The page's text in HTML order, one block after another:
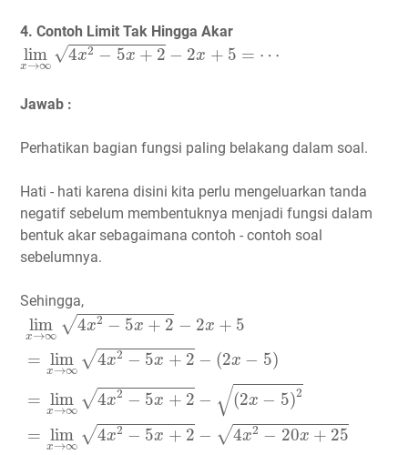
4. Contoh Limit Tak Hingga Akar
lim
x→∞
√4x2 − 5x + 2 − 2x + 5 = ⋯
limx→∞4x2−5x+2−2x+ 5 =⋯
Jawab :
Perhatikan bagian fungsi paling belakang dalam soal.
Hati - hati karena disini kita perlu mengeluarkan tanda
negatif sebelum membentuknya menjadi fungsi dalam
bentuk akar sebagaimana contoh - contoh soal
sebelumnya.
Sehingga,
lim
x→∞
√4x2 − 5x + 2 − 2x + 5
= lim
x→∞
√4x2 − 5x + 2 − (2x − 5)
= lim
x→∞
√4x2 − 5x + 2 − √(2x − 5)2
= lim
x→∞
√4x2 − 5x + 2 − √4x2 − 20x + 25
limx→∞4x2−5x+2−2 limx